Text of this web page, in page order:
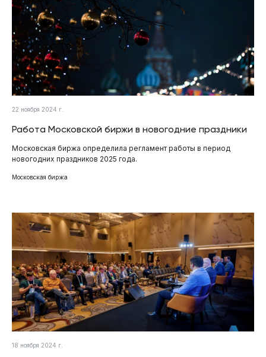
22 ноября 2024 г.
Работа Московской биржи в новогодние праздники
Московская биржа определила регламент работы в период
новогодних праздников 2025 года.
Московская биржа
18 ноября 2024 г.